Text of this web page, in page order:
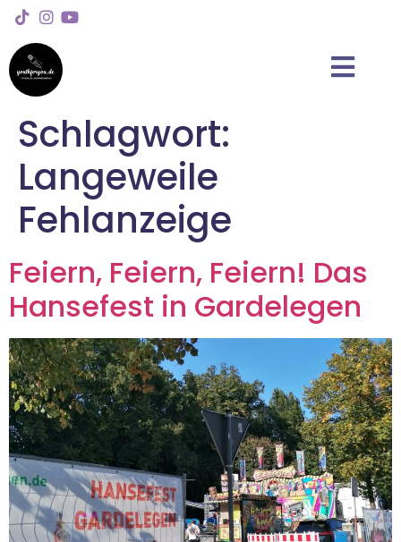
Schlagwort:
Langeweile
Fehlanzeige
Feiern, Feiern, Feiern! Das
Hansefest in Gardelegen